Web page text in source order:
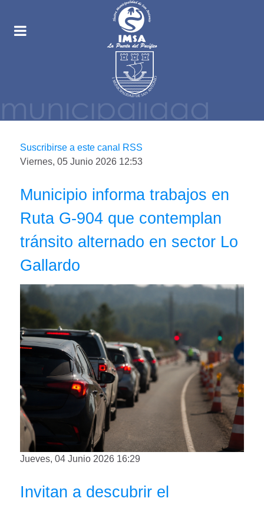
Suscribirse a este canal RSS
Viernes, 05 Junio 2026 12:53
Municipio informa trabajos en
Ruta G-904 que contemplan
tránsito alternado en sector Lo
Gallardo
Jueves, 04 Junio 2026 16:29
Invitan a descubrir el